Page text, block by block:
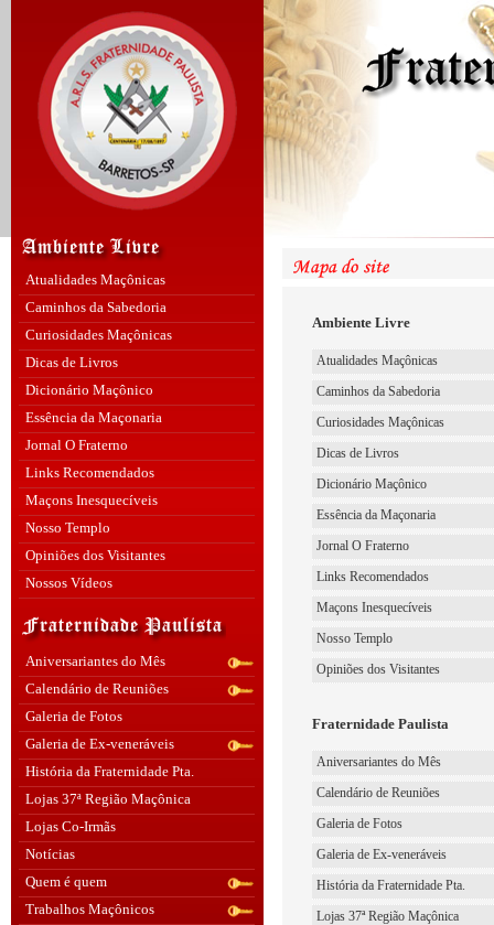
Atualidades Maçônicas
Caminhos da Sabedoria
Curiosidades Maçônicas
Dicas de Livros
Dicionário Maçônico
Essência da Maçonaria
Jornal O Fraterno
Links Recomendados
Maçons Inesquecíveis
Nosso Templo
Opiniões dos Visitantes
Nossos Vídeos
Aniversariantes do Mês
Calendário de Reuniões
Galeria de Fotos
Galeria de Ex-veneráveis
História da Fraternidade Pta.
Lojas 37ª Região Maçônica
Lojas Co-Irmãs
Notícias
Quem é quem
Trabalhos Maçônicos
Ambiente Livre
Atualidades Maçônicas
Caminhos da Sabedoria
Curiosidades Maçônicas
Dicas de Livros
Dicionário Maçônico
Essência da Maçonaria
Jornal O Fraterno
Links Recomendados
Maçons Inesquecíveis
Nosso Templo
Opiniões dos Visitantes
Fraternidade Paulista
Aniversariantes do Mês
Calendário de Reuniões
Galeria de Fotos
Galeria de Ex-veneráveis
História da Fraternidade Pta.
Lojas 37ª Região Maçônica